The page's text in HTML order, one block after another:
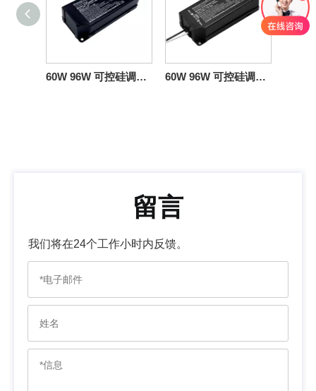
60W 96W 可控硅调光 LED 变压器 12 24 伏 60W 96W 可控硅调光照明变压器 12V 24V DC
留言
我们将在24个工作小时内反馈。